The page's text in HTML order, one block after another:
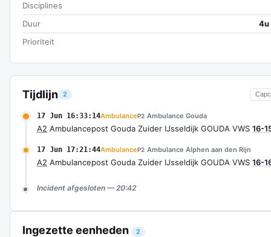
Tijdlijn 2
17 Jun 16:33:14AmbulanceP2 Ambulance Gouda
A2 Ambulancepost Gouda Zuider IJsseldijk GOUDA VWS 16-
17 Jun 17:21:44AmbulanceP2 Ambulance Alphen aan den Rijn
A2 Ambulancepost Gouda Zuider IJsseldijk GOUDA VWS 16-
Incident afgesloten — 20:42
Ingezette eenheden 2
Disciplines
Duur
4u
Prioriteit